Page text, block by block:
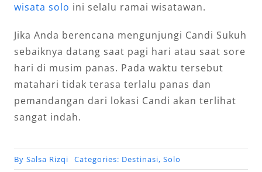
wisata solo ini selalu ramai wisatawan.
Jika Anda berencana mengunjungi Candi Sukuh
sebaiknya datang saat pagi hari atau saat sore
hari di musim panas. Pada waktu tersebut
matahari tidak terasa terlalu panas dan
pemandangan dari lokasi Candi akan terlihat
sangat indah.
By Salsa Rizqi Categories: Destinasi, Solo